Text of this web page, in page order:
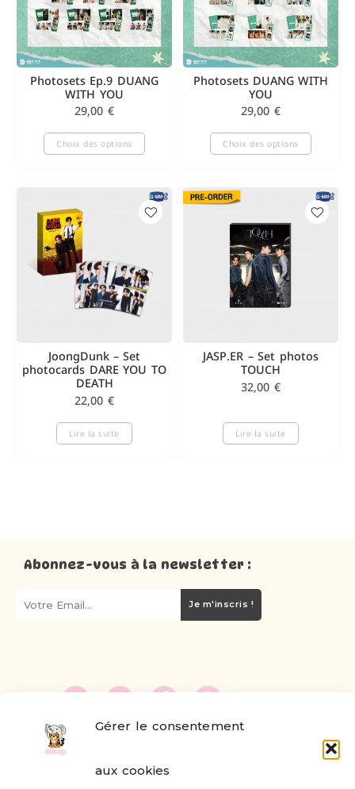
Gérer le consentement
aux cookies
Photosets Ep.9 DUANG
WITH YOU
29,00 €
Choix des options
Photosets DUANG WITH
YOU
29,00 €
Choix des options
JoongDunk – Set
photocards DARE YOU TO
DEATH
22,00 €
Lire la suite
JASP.ER – Set photos
TOUCH
32,00 €
Lire la suite
Abonnez-vous à la newsletter :
Je m'inscris !